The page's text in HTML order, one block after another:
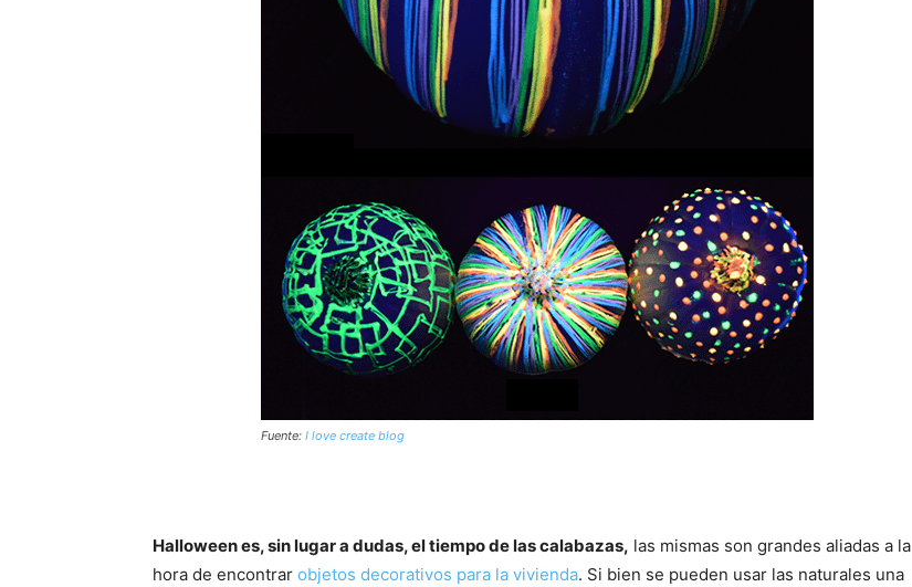
Fuente: I love create blog
Halloween es, sin lugar a dudas, el tiempo de las calabazas, las mismas son grandes aliadas a la
hora de encontrar objetos decorativos para la vivienda. Si bien se pueden usar las naturales una